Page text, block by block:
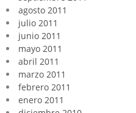
agosto 2011
julio 2011
junio 2011
mayo 2011
abril 2011
marzo 2011
febrero 2011
enero 2011